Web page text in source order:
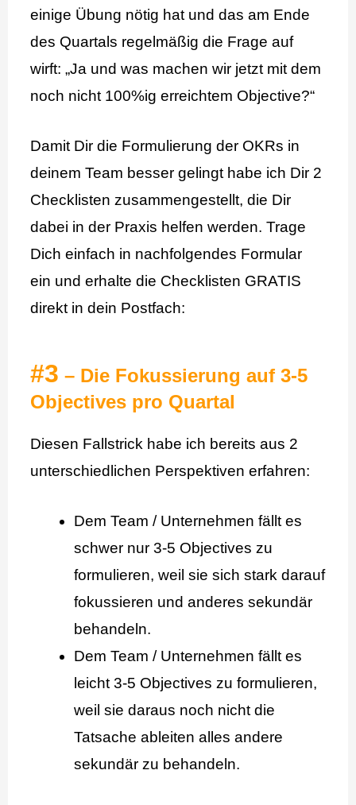
einige Übung nötig hat und das am Ende
des Quartals regelmäßig die Frage auf
wirft: „Ja und was machen wir jetzt mit dem
noch nicht 100%ig erreichtem Objective?“
Damit Dir die Formulierung der OKRs in
deinem Team besser gelingt habe ich Dir 2
Checklisten zusammengestellt, die Dir
dabei in der Praxis helfen werden. Trage
Dich einfach in nachfolgendes Formular
ein und erhalte die Checklisten GRATIS
direkt in dein Postfach:
#3 – Die Fokussierung auf 3-5
Objectives pro Quartal
Diesen Fallstrick habe ich bereits aus 2
unterschiedlichen Perspektiven erfahren:
Dem Team / Unternehmen fällt es
schwer nur 3-5 Objectives zu
formulieren, weil sie sich stark darauf
fokussieren und anderes sekundär
behandeln.
Dem Team / Unternehmen fällt es
leicht 3-5 Objectives zu formulieren,
weil sie daraus noch nicht die
Tatsache ableiten alles andere
sekundär zu behandeln.